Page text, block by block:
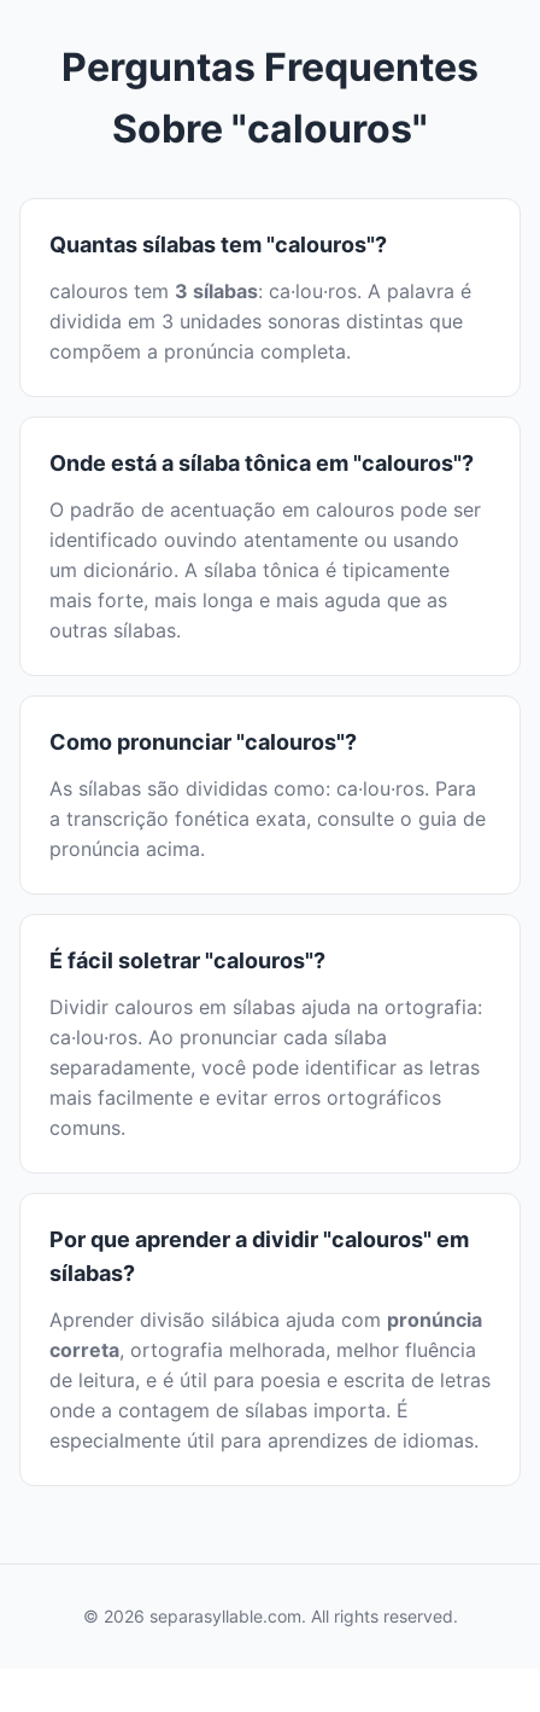
Perguntas Frequentes
Sobre "calouros"
Quantas sílabas tem "calouros"?
calouros tem 3 sílabas: ca·lou·ros. A palavra é
dividida em 3 unidades sonoras distintas que
compõem a pronúncia completa.
Onde está a sílaba tônica em "calouros"?
O padrão de acentuação em calouros pode ser
identificado ouvindo atentamente ou usando
um dicionário. A sílaba tônica é tipicamente
mais forte, mais longa e mais aguda que as
outras sílabas.
Como pronunciar "calouros"?
As sílabas são divididas como: ca·lou·ros. Para
a transcrição fonética exata, consulte o guia de
pronúncia acima.
É fácil soletrar "calouros"?
Dividir calouros em sílabas ajuda na ortografia:
ca·lou·ros. Ao pronunciar cada sílaba
separadamente, você pode identificar as letras
mais facilmente e evitar erros ortográficos
comuns.
Por que aprender a dividir "calouros" em
sílabas?
Aprender divisão silábica ajuda com pronúncia
correta, ortografia melhorada, melhor fluência
de leitura, e é útil para poesia e escrita de letras
onde a contagem de sílabas importa. É
especialmente útil para aprendizes de idiomas.
© 2026 separasyllable.com. All rights reserved.